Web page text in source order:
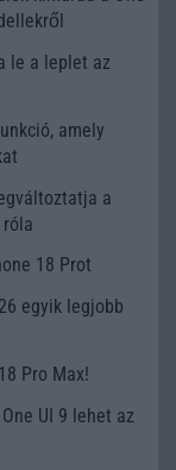
le a leplet az
amely
a
18 Prot
egyik legjobb
Pro Max!
UI 9 lehet az